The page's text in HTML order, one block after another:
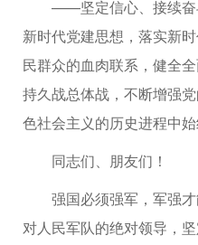
——坚定信心、接续奋
新时代党建思想，落实新
民群众的血肉联系，健全
持久战总体战，不断增强
色社会主义的历史进程中始
同志们、朋友们！
强国必须强军，军强
对人民军队的绝对领导，